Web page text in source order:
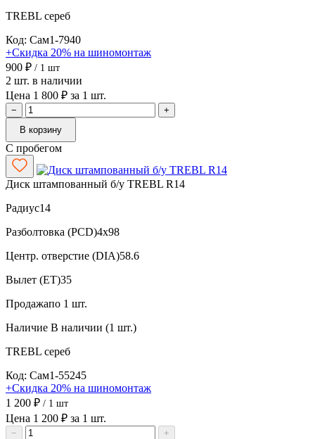
TREBL сереб
Код: Сам1-7940
+Скидка 20% на шиномонтаж
900 ₽ / 1 шт
2 шт. в наличии
Цена 1 800 ₽ за 1 шт.
−
+
В корзину
С пробегом
Диск штампованный б/у TREBL R14
Радиус14
Разболтовка (PCD)4x98
Центр. отверстие (DIA)58.6
Вылет (ET)35
Продажапо 1 шт.
Наличие В наличии (1 шт.)
TREBL сереб
Код: Сам1-55245
+Скидка 20% на шиномонтаж
1 200 ₽ / 1 шт
Цена 1 200 ₽ за 1 шт.
−
+